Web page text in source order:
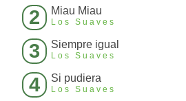
2 Miau Miau
Los Suaves
3 Siempre igual
Los Suaves
4 Si pudiera
Los Suaves